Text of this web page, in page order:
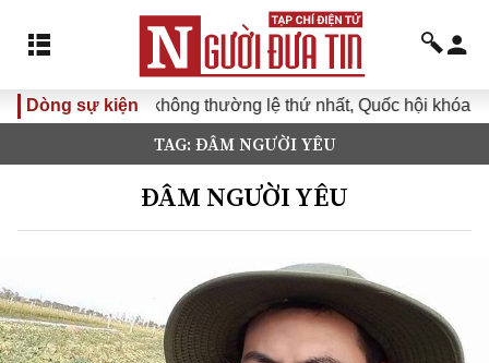
Dòng sự kiện
Kỳ họp không thường lệ thứ nhất, Quốc hội khóa XVI
TAG: ĐÂM NGƯỜI YÊU
ĐÂM NGƯỜI YÊU